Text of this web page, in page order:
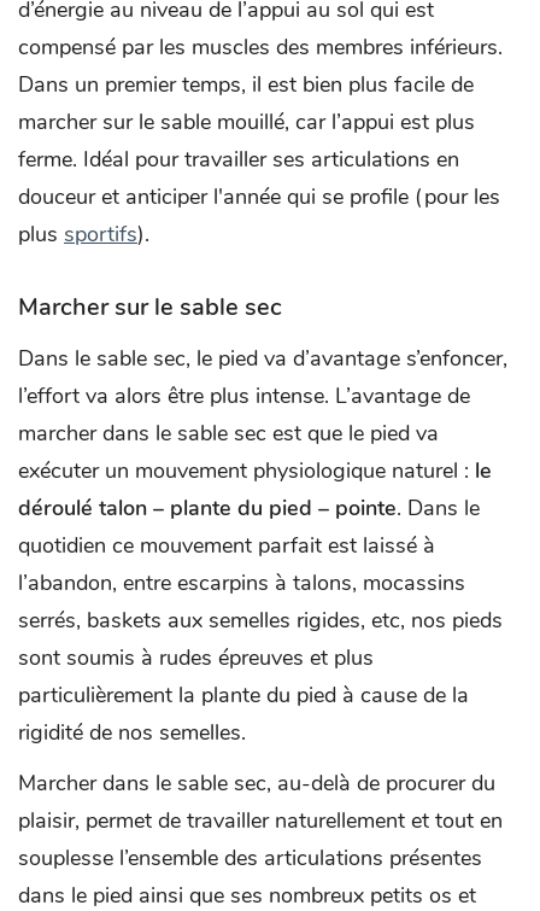
d’énergie au niveau de l’appui au sol qui est
compensé par les muscles des membres inférieurs.
Dans un premier temps, il est bien plus facile de
marcher sur le sable mouillé, car l’appui est plus
ferme. Idéal pour travailler ses articulations en
douceur et anticiper l'année qui se profile (pour les
plus sportifs).
Marcher sur le sable sec
Dans le sable sec, le pied va d’avantage s’enfoncer,
l’effort va alors être plus intense. L’avantage de
marcher dans le sable sec est que le pied va
exécuter un mouvement physiologique naturel : le
déroulé talon – plante du pied – pointe. Dans le
quotidien ce mouvement parfait est laissé à
l’abandon, entre escarpins à talons, mocassins
serrés, baskets aux semelles rigides, etc, nos pieds
sont soumis à rudes épreuves et plus
particulièrement la plante du pied à cause de la
rigidité de nos semelles.
Marcher dans le sable sec, au-delà de procurer du
plaisir, permet de travailler naturellement et tout en
souplesse l’ensemble des articulations présentes
dans le pied ainsi que ses nombreux petits os et